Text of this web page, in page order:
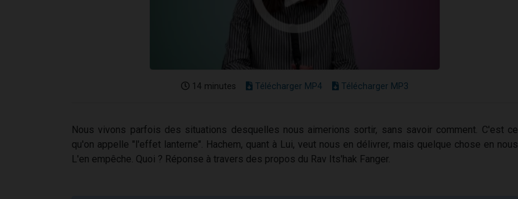
14 minutes Télécharger MP4 Télécharger MP3
Nous vivons parfois des situations desquelles nous aimerions sortir, sans savoir comment. C'est ce
qu'on appelle "l'effet lanterne". Hachem, quant à Lui, veut nous en délivrer, mais quelque chose en nous
L'en empêche. Quoi ? Réponse à travers des propos du Rav Its'hak Fanger.